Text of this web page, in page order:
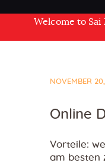
Welcome to Sai
NOVEMBER
Online
Vorteile:
am besten